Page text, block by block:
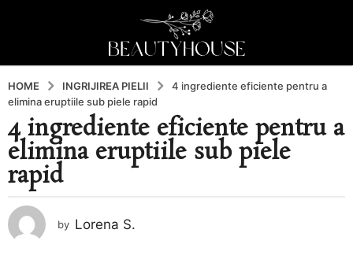
HOME INGRIJIREA PIELII
4 ingrediente eficiente pentru a
elimina eruptiile sub piele rapid
1
1
u
i
a
4 ingrediente eficiente pentru a
elimina eruptiile sub piele
rapid
by Lorena S.